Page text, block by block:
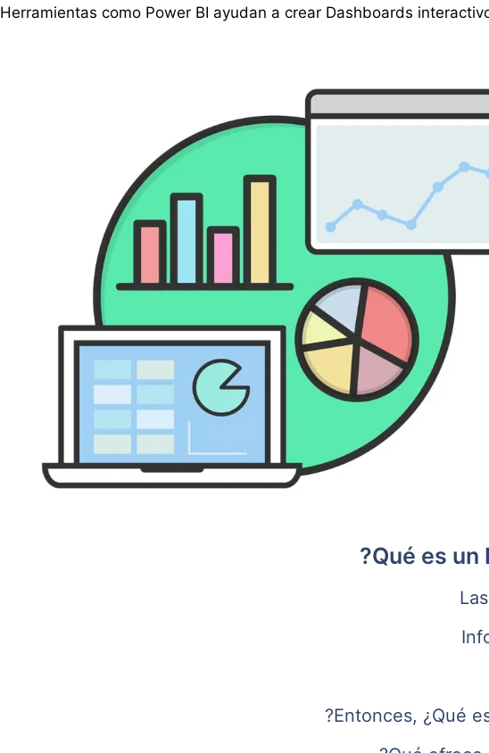
Herramientas como Power BI ayudan a crear Dashboards
Entonces, ¿Qué